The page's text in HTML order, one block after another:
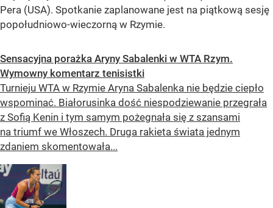
Pera (USA). Spotkanie zaplanowane jest na piątkową sesję
popołudniowo-wieczorną w Rzymie.
Sensacyjna porażka Aryny Sabalenki w WTA Rzym.
Wymowny komentarz tenisistki
Turnieju WTA w Rzymie Aryna Sabalenka nie będzie ciepło
wspominać. Białorusinka dość niespodziewanie przegrała
z Sofią Kenin i tym samym pożegnała się z szansami
na triumf we Włoszech. Druga rakieta świata jednym
zdaniem skomentowała...